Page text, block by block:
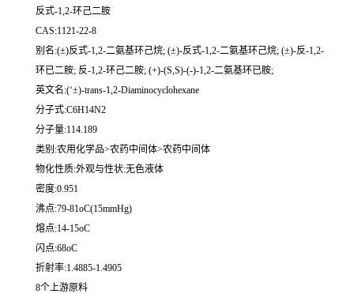
反式-1,2-环己二胺
CAS:1121-22-8
别名:(±)反式-1,2-二氨基环己烷; (±)-反式-1,2-二氨基环己烷; (±)-反-1,2-
环已二胺; 反-1,2-环己二胺; (+)-(S,S)-(-)-1,2-二氨基环已胺;
英文名:(‘±)-trans-1,2-Diaminocyclohexane
分子式:C6H14N2
分子量:114.189
类别:农用化学品>农药中间体>农药中间体
物化性质:外观与性状:无色液体
密度:0.951
沸点:79-81oC(15mmHg)
熔点:14-15oC
闪点:68oC
折射率:1.4885-1.4905
8个上游原料